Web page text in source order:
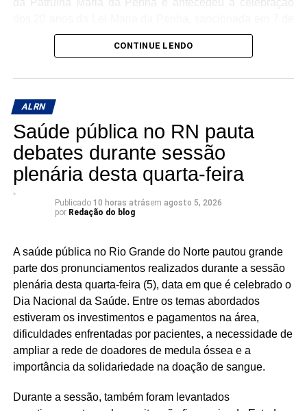
da Patrulha Maria da Penha e antecedeu a celebração
agosto de 2006 e considerada um marco no combate à
violência doméstica no Brasil.
Durante o encontro, foram apresentados os principais
resultados das políticas públicas implementadas no Rio
Grande do Norte ao longo da última década. Entre os
avanços, destacam-se a ampliação da rede de
atendimento especializado, que passou de quatro
delegacias da mulher para unidades distribuídas em
todas as regiões do Estado, a consolidação da Patrulha
Maria da Penha e a criação de legislações voltadas à
prevenção da violência e à garantia de direitos. Desde
conta com 125 policiais militares, realizou mais de 43 mil
atendimentos e acompanhou cerca de cinco mil mulheres
com medidas protetivas, reforçando a fiscalização das
decisões judiciais e a proteção às vítimas.
A audiência também evidenciou a expansão da atuação
da Procuradoria Especial da Mulher da Assembleia
Legislativa (ProMulher), que completa três anos neste
mês e já contribuiu para a implantação de 60
Procuradorias da Mulher em câmaras municipais
potiguares, ampliando o acesso das mulheres aos
CONTINUE LENDO
ALRN
Saúde pública no RN pauta
debates durante sessão
plenária desta quarta-feira
Publicado 10 horas atrásem agosto 5, 2026
por Redação do blog
A saúde pública no Rio Grande do Norte pautou grande
parte dos pronunciamentos realizados durante a sessão
plenária desta quarta-feira (5), data em que é celebrado o
Dia Nacional da Saúde. Entre os temas abordados
estiveram os investimentos e pagamentos na área,
dificuldades enfrentadas por pacientes, a necessidade de
ampliar a rede de doadores de medula óssea e a
importância da solidariedade na doação de sangue.
Durante a sessão, também foram levantados